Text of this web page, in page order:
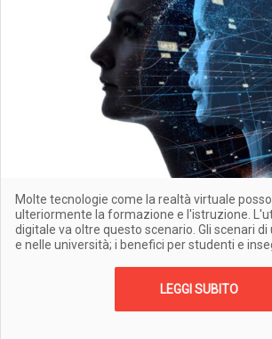
Molte tecnologie come la realtà virtuale
ulteriormente la formazione e l'istruzione.
digitale va oltre questo scenario. Gli scenari
e nelle università; i benefici per studenti e
LEGGI SUBITO